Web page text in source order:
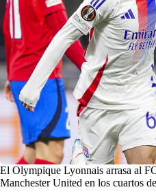
El Olympique Lyonnais arrasa al
Manchester United en los cuartos